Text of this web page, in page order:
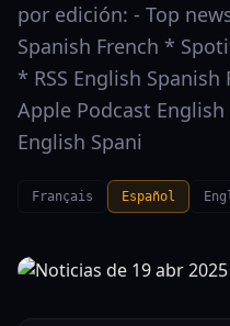
por edición: - Top
Spanish French *
* RSS English
Apple Podcast
English Spani
Français Español